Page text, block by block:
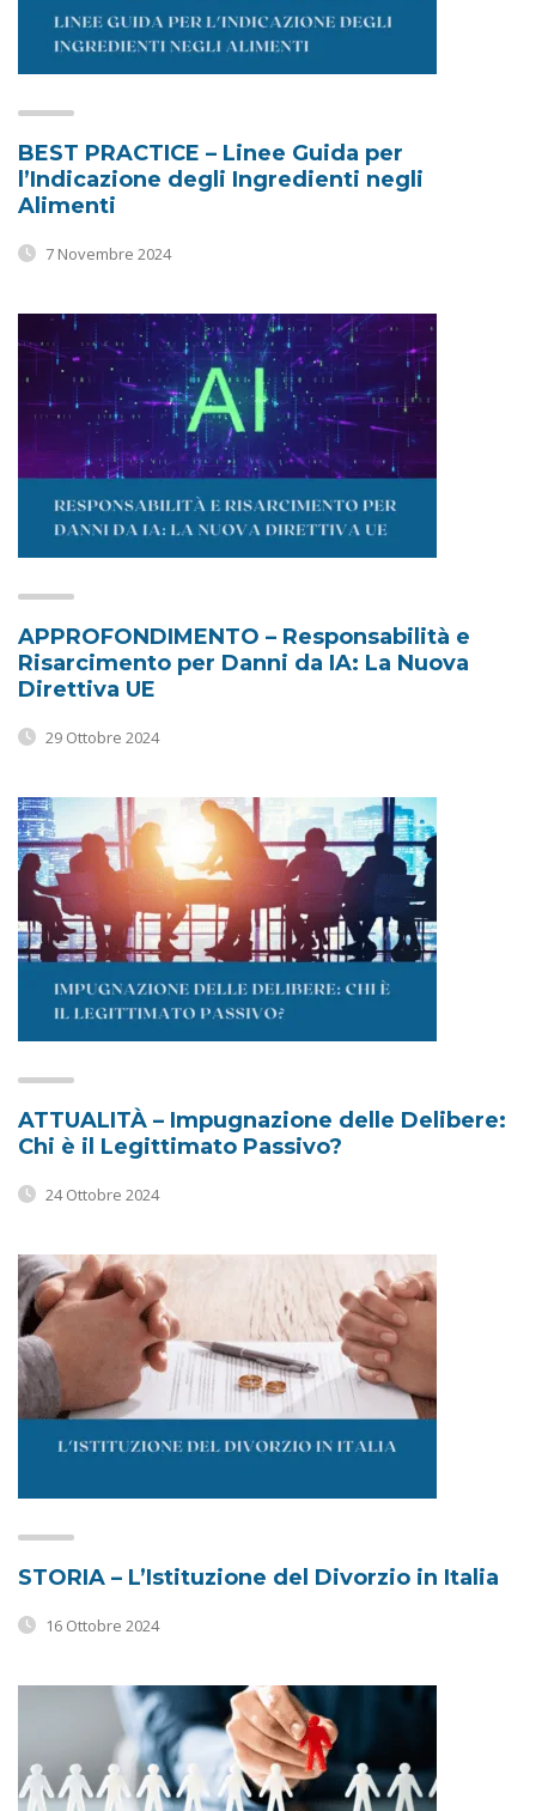
BEST PRACTICE – Linee Guida per
l’Indicazione degli Ingredienti negli
Alimenti
7 Novembre 2024
APPROFONDIMENTO – Responsabilità e
Risarcimento per Danni da IA: La Nuova
Direttiva UE
29 Ottobre 2024
ATTUALITÀ – Impugnazione delle Delibere:
Chi è il Legittimato Passivo?
24 Ottobre 2024
STORIA – L’Istituzione del Divorzio in Italia
16 Ottobre 2024